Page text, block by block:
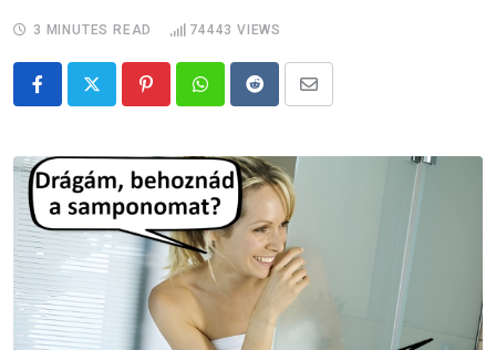
3 MINUTES READ 74443 VIEWS
PinterestWhatsappRedditShare
Email